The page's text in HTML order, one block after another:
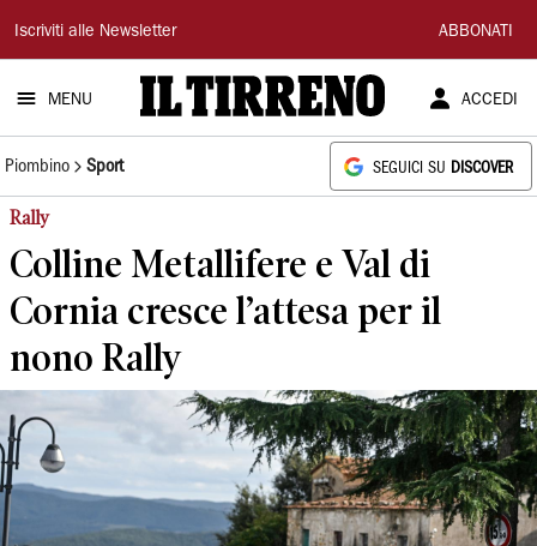
Il
Tirreno
Iscriviti alle Newsletter ABBONATI
MENU ACCEDI
Piombino Sport SEGUICI SU DISCOVER
Rally
Colline Metallifere e Val di
Cornia cresce l’attesa per il
nono Rally